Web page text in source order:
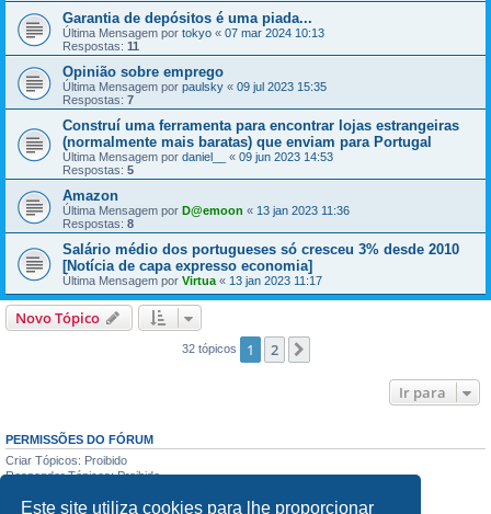
Este site utiliza cookies para lhe proporcionar
Garantia de depósitos é uma piada...
Última Mensagem por tokyo « 07 mar 2024 10:13
Respostas: 11
Opinião sobre emprego
Última Mensagem por paulsky « 09 jul 2023 15:35
Respostas: 7
Construí uma ferramenta para encontrar lojas estrangeiras
(normalmente mais baratas) que enviam para Portugal
Última Mensagem por daniel__ « 09 jun 2023 14:53
Respostas: 5
Amazon
Última Mensagem por D@emoon « 13 jan 2023 11:36
Respostas: 8
Salário médio dos portugueses só cresceu 3% desde 2010
[Notícia de capa expresso economia]
Última Mensagem por Virtua « 13 jan 2023 11:17
Novo Tópico
32 tópicos 1 2
Ir para
PERMISSÕES DO FÓRUM
Criar Tópicos: Proibido
Responder Tópicos: Proibido
Apagar Mensagens: Proibido